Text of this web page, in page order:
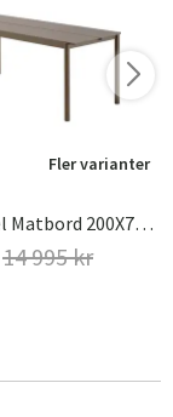
Fler varianter
Linear Steel Matbord 200X75 Cm Taupe
14 995 kr